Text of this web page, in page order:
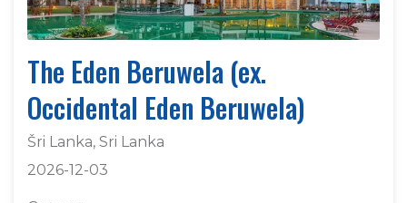
The Eden Beruwela (ex.
Occidental Eden Beruwela)
Šri Lanka, Sri Lanka
2026-12-03